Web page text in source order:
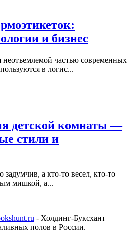
и бизнес
неотъемлемой частью современных
в логис...
детской комнаты —
стили и
а кто-то весел, кто-то
мишкой, а...
- Холдинг-Буксхант —
полов в России.